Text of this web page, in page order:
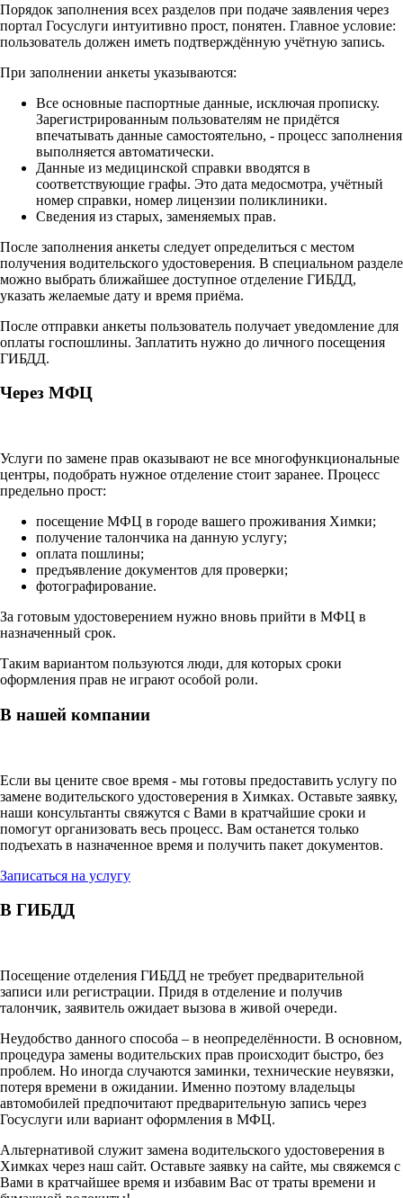
Порядок заполнения всех разделов при подаче заявления через
портал Госуслуги интуитивно прост, понятен. Главное условие:
пользователь должен иметь подтверждённую учётную запись.
При заполнении анкеты указываются:
Все основные паспортные данные, исключая прописку.
Зарегистрированным пользователям не придётся
впечатывать данные самостоятельно, - процесс заполнения
выполняется автоматически.
Данные из медицинской справки вводятся в
соответствующие графы. Это дата медосмотра, учётный
номер справки, номер лицензии поликлиники.
Сведения из старых, заменяемых прав.
После заполнения анкеты следует определиться с местом
получения водительского удостоверения. В специальном разделе
можно выбрать ближайшее доступное отделение ГИБДД,
указать желаемые дату и время приёма.
После отправки анкеты пользователь получает уведомление для
оплаты госпошлины. Заплатить нужно до личного посещения
ГИБДД.
Через МФЦ
Услуги по замене прав оказывают не все многофункциональные
центры, подобрать нужное отделение стоит заранее. Процесс
предельно прост:
посещение МФЦ в городе вашего проживания Химки;
получение талончика на данную услугу;
оплата пошлины;
предъявление документов для проверки;
фотографирование.
За готовым удостоверением нужно вновь прийти в МФЦ в
назначенный срок.
Таким вариантом пользуются люди, для которых сроки
оформления прав не играют особой роли.
В нашей компании
Если вы цените свое время - мы готовы предоставить услугу по
замене водительского удостоверения в Химках. Оставьте заявку,
наши консультанты свяжутся с Вами в кратчайшие сроки и
помогут организовать весь процесс. Вам останется только
подъехать в назначенное время и получить пакет документов.
Записаться на услугу
В ГИБДД
Посещение отделения ГИБДД не требует предварительной
записи или регистрации. Придя в отделение и получив
талончик, заявитель ожидает вызова в живой очереди.
Неудобство данного способа – в неопределённости. В основном,
процедура замены водительских прав происходит быстро, без
проблем. Но иногда случаются заминки, технические неувязки,
потеря времени в ожидании. Именно поэтому владельцы
автомобилей предпочитают предварительную запись через
Госуслуги или вариант оформления в МФЦ.
Альтернативой служит замена водительского удостоверения в
Химках через наш сайт. Оставьте заявку на сайте, мы свяжемся с
Вами в кратчайшее время и избавим Вас от траты времени и